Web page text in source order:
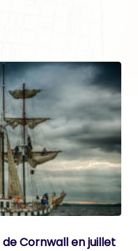
Cornwall en juillet